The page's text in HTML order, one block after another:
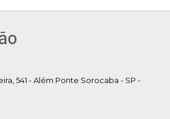
541 - Além Ponte Sorocaba - SP -